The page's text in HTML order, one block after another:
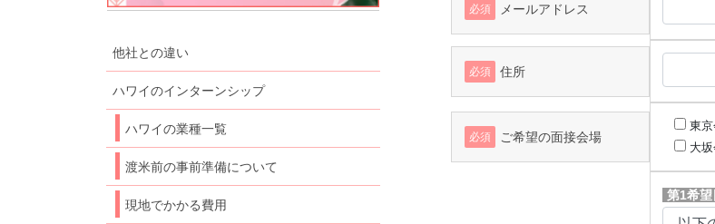
必須 メールアドレス
必須 住所
必須 ご希望の面接会場
東
大
第1希望
他社との違い
ハワイのインターンシップ
ハワイの業種一覧
渡米前の事前準備について
現地でかかる費用